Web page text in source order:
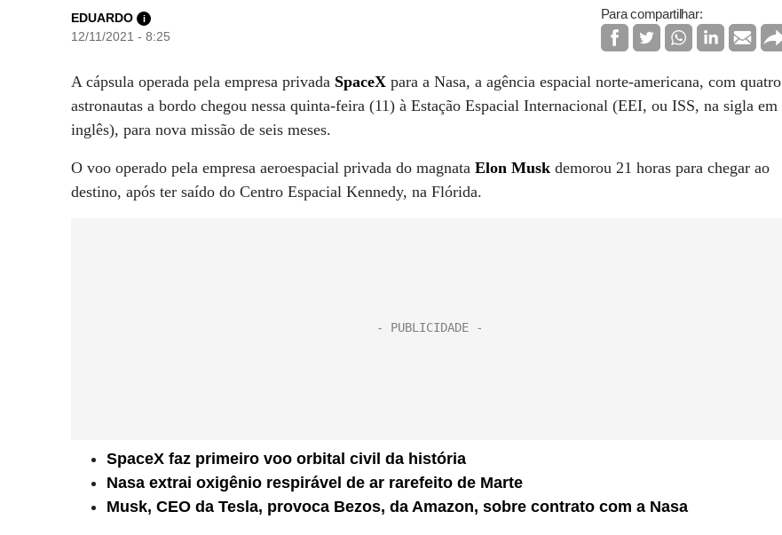
EDUARDO i
12/11/2021 - 8:25
Para compartilhar:
A cápsula operada pela empresa privada SpaceX para a Nasa, a agência espacial norte-americana, com quatro
astronautas a bordo chegou nessa quinta-feira (11) à Estação Espacial Internacional (EEI, ou ISS, na sigla em
inglês), para nova missão de seis meses.
O voo operado pela empresa aeroespacial privada do magnata Elon Musk demorou 21 horas para chegar ao
destino, após ter saído do Centro Espacial Kennedy, na Flórida.
SpaceX faz primeiro voo orbital civil da história
Nasa extrai oxigênio respirável de ar rarefeito de Marte
Musk, CEO da Tesla, provoca Bezos, da Amazon, sobre contrato com a Nasa